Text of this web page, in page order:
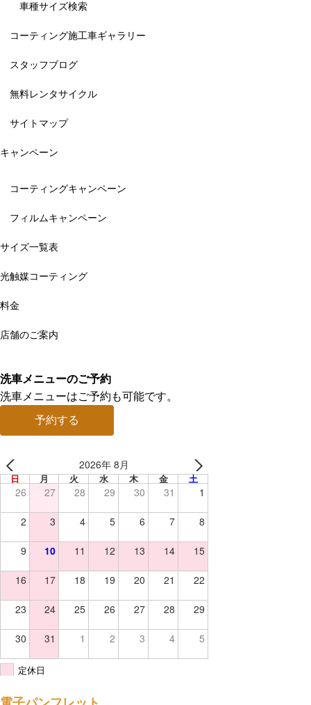
車種サイズ検索
コーティング施工車ギャラリー
スタッフブログ
無料レンタサイクル
サイトマップ
キャンペーン
コーティングキャンペーン
フィルムキャンペーン
サイズ一覧表
光触媒コーティング
料金
店舗のご案内
洗車メニューのご予約
洗車メニューはご予約も可能です。
予約する
2026年 8月
日 月 火 水 木 金 土
26 27 28 29 30 31 1
2 3 4 5 6 7 8
9 10 11 12 13 14 15
16 17 18 19 20 21 22
23 24 25 26 27 28 29
30 31 1 2 3 4 5
定休日